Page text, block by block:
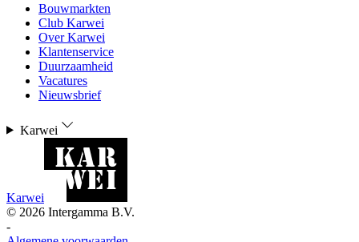
Bouwmarkten
Club Karwei
Over Karwei
Klantenservice
Duurzaamheid
Vacatures
Nieuwsbrief
Karwei
Karwei
© 2026 Intergamma B.V.
-